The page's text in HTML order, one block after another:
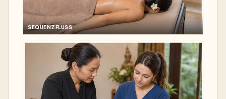
SEQUENZFLUSS